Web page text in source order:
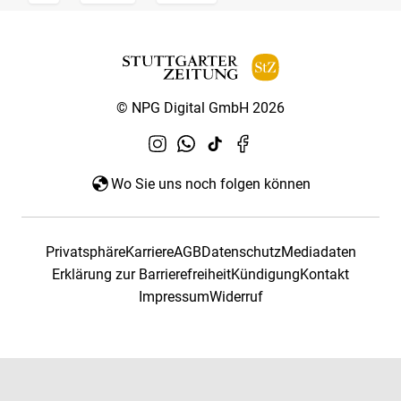
© NPG Digital GmbH 2026
Wo Sie uns noch folgen können
PrivatsphäreKarriereAGBDatenschutzMediadaten
Erklärung zur BarrierefreiheitKündigungKontakt
ImpressumWiderruf